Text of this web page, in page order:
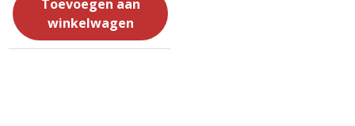
Toevoegen aan
winkelwagen